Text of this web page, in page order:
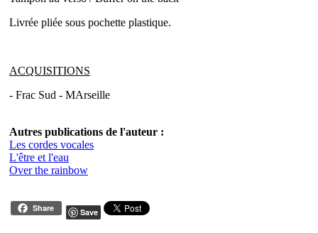
Livrée pliée sous pochette plastique.
ACQUISITIONS
- Frac Sud - MArseille
Autres publications de l'auteur :
Les cordes vocales
L'être et l'eau
Over the rainbow
Share Save